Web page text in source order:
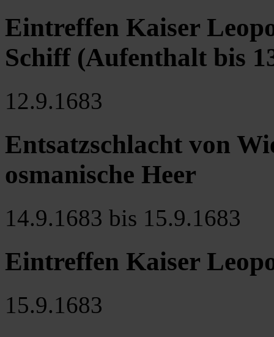
Eintreffen Kaiser
Schiff (Aufenthalt bis
12.9.1683
Entsatzschlacht von
osmanische Heer
14.9.1683 bis 15.9.1683
Eintreffen Kaiser
15.9.1683